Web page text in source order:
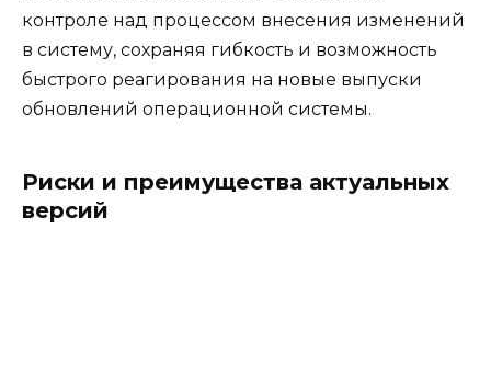
контроле над процессом внесения изменений
в систему, сохраняя гибкость и возможность
быстрого реагирования на новые выпуски
обновлений операционной системы.
Риски и преимущества актуальных
версий